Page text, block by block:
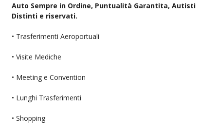
Auto Sempre in Ordine, Puntualità Garantita, Autisti
Distinti e riservati.
• Trasferimenti Aeroportuali
• Visite Mediche
• Meeting e Convention
• Lunghi Trasferimenti
• Shopping